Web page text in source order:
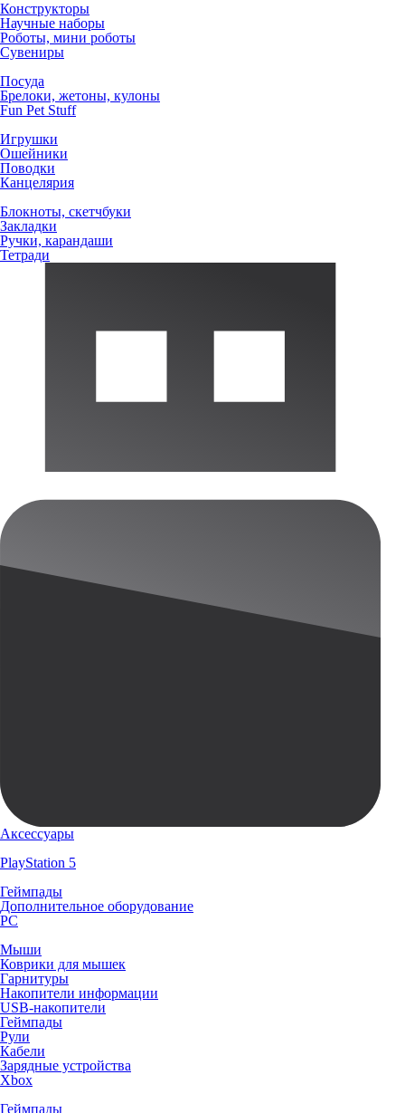
Конструкторы
Научные наборы
Роботы, мини роботы
Сувениры
Посуда
Брелоки, жетоны, кулоны
Fun Pet Stuff
Игрушки
Ошейники
Поводки
Канцелярия
Блокноты, скетчбуки
Закладки
Ручки, карандаши
Тетради
Аксессуары
PlayStation 5
Геймпады
Дополнительное оборудование
PC
Мыши
Коврики для мышек
Гарнитуры
Накопители информации
USB-накопители
Геймпады
Рули
Кабели
Зарядные устройства
Xbox
Геймпады